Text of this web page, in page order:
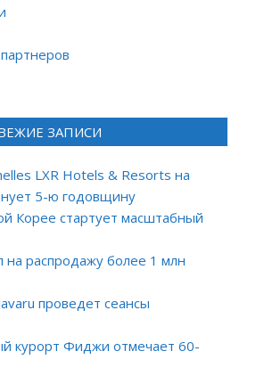
ЗАПИСИ
LXR Hotels & Resorts на
5-ю годовщину
Корее стартует масштабный
на распродажу более 1 млн
проведет сеансы
курорт Фиджи отмечает 60-